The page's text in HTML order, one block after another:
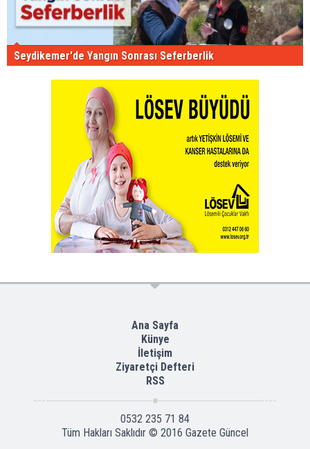
Seydikemer'de Yangın Sonrası Seferberlik
Ana Sayfa
Künye
İletişim
Ziyaretçi Defteri
RSS
0532 235 71 84
Tüm Hakları Saklıdır © 2016 Gazete Güncel